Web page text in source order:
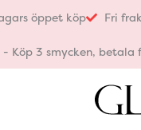
öppet köp Fri
- Köp 3 smycken,